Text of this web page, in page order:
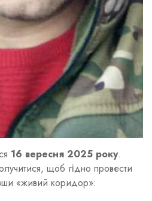
16 вересня 2025 року.
щоб гідно провести
«живий коридор»: